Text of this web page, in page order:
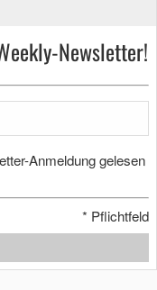
Newsletter!
Anmeldung gelesen
* Pflichtfeld